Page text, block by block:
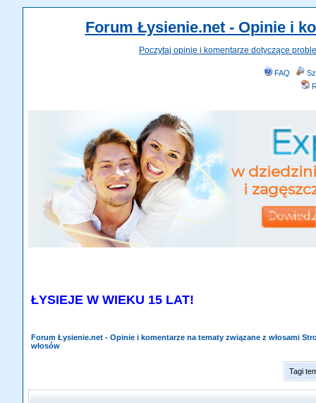
Forum Łysienie.net - Opinie i
Poczytaj opinie i komentarze dotyczące
FAQ
ŁYSIEJE W WIEKU 15 LAT!
Forum Łysienie.net - Opinie i komentarze na tematy związane z włosami
włosów
Tagi